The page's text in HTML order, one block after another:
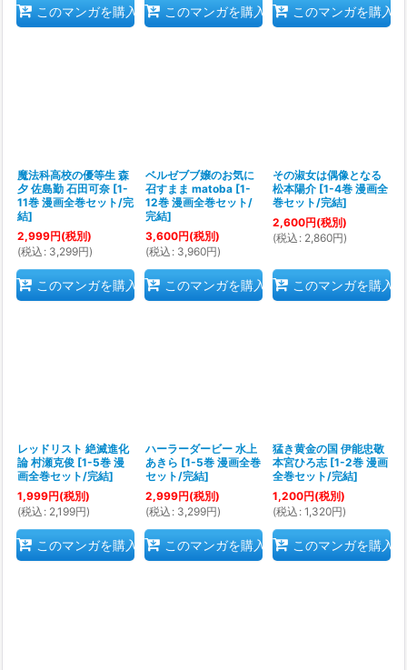
このマンガを購入 このマンガを購入 このマンガを購入
魔法科高校の優等生 森
夕 佐島勤 石田可奈 [1-
11巻 漫画全巻セット/完
結]
2,999円(税別)
(税込 : 3,299円)
このマンガを購入
ベルゼブブ嬢のお気に
召すまま matoba [1-
12巻 漫画全巻セット/
完結]
3,600円(税別)
(税込 : 3,960円)
このマンガを購入
その淑女は偶像となる
松本陽介 [1-4巻 漫画全
巻セット/完結]
2,600円(税別)
(税込 : 2,860円)
このマンガを購入
レッドリスト 絶滅進化
論 村瀬克俊 [1-5巻 漫
画全巻セット/完結]
1,999円(税別)
(税込 : 2,199円)
このマンガを購入
ハーラーダービー 水上
あきら [1-5巻 漫画全巻
セット/完結]
2,999円(税別)
(税込 : 3,299円)
このマンガを購入
猛き黄金の国 伊能忠敬
本宮ひろ志 [1-2巻 漫画
全巻セット/完結]
1,200円(税別)
(税込 : 1,320円)
このマンガを購入